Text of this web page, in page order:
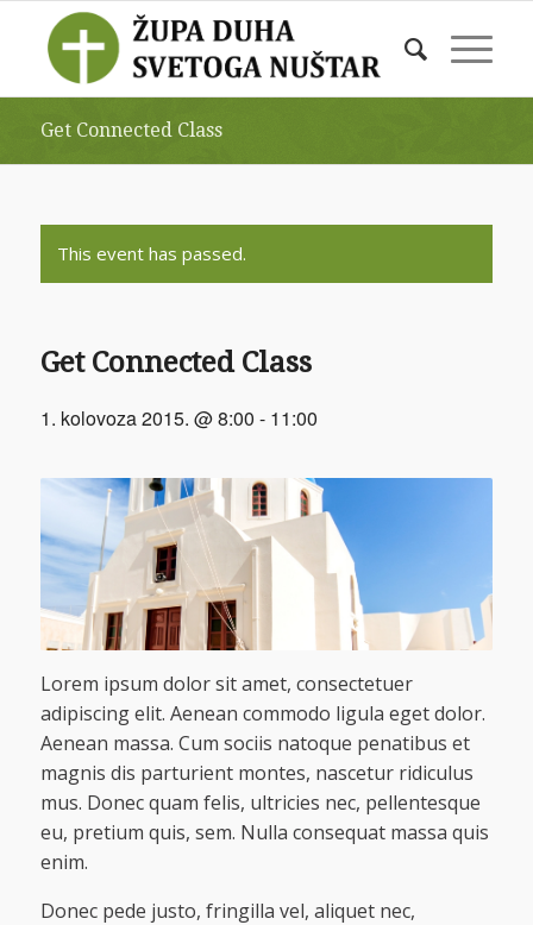
Get Connected Class
This event has passed.
Get Connected Class
1. kolovoza 2015. @ 8:00 - 11:00
Lorem ipsum dolor sit amet, consectetuer
adipiscing elit. Aenean commodo ligula eget dolor.
Aenean massa. Cum sociis natoque penatibus et
magnis dis parturient montes, nascetur ridiculus
mus. Donec quam felis, ultricies nec, pellentesque
eu, pretium quis, sem. Nulla consequat massa quis
enim.
Donec pede justo, fringilla vel, aliquet nec,